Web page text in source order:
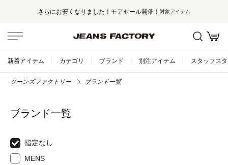
さらにお安くなりました！モアセール開催！ 対象アイテム
新着アイテム カテゴリ ブランド 別注アイテム スタッフス
ジーンズファクトリー ブランド一覧
ブランド一覧
指定なし
MENS